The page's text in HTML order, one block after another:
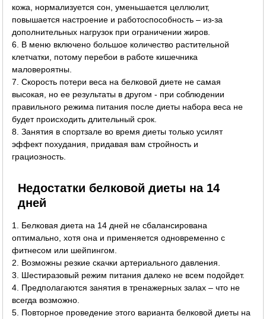
кожа, нормализуется сон, уменьшается целлюлит,
повышается настроение и работоспособность – из-за
дополнительных нагрузок при ограничении жиров.
6. В меню включено большое количество растительной
клетчатки, потому перебои в работе кишечника
маловероятны.
7. Скорость потери веса на белковой диете не самая
высокая, но ее результаты в другом - при соблюдении
правильного режима питания после диеты набора веса не
будет происходить длительный срок.
8. Занятия в спортзале во время диеты только усилят
эффект похудания, придавая вам стройность и
грациозность.
Недостатки белковой диеты на 14
дней
1. Белковая диета на 14 дней не сбалансирована
оптимально, хотя она и применяется одновременно с
фитнесом или шейпингом.
2. Возможны резкие скачки артериального давления.
3. Шестиразовый режим питания далеко не всем подойдет.
4. Предполагаются занятия в тренажерных залах – что не
всегда возможно.
5. Повторное проведение этого варианта белковой диеты на